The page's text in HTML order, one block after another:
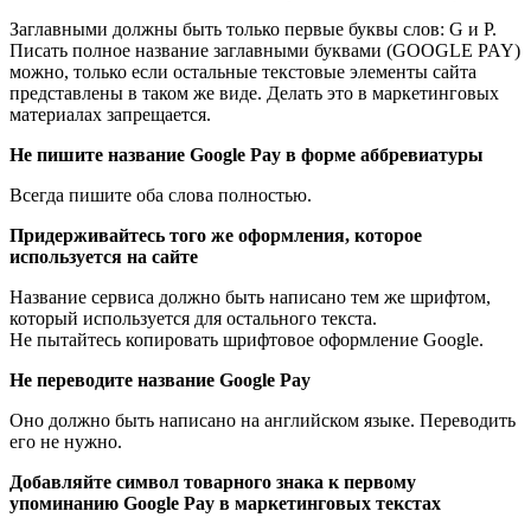
Заглавными должны быть только первые буквы слов: G и P.
Писать полное название заглавными буквами (GOOGLE PAY)
можно, только если остальные текстовые элементы сайта
представлены в таком же виде. Делать это в маркетинговых
материалах запрещается.
Не пишите название Google Pay в форме аббревиатуры
Всегда пишите оба слова полностью.
Придерживайтесь того же оформления, которое
используется на сайте
Название сервиса должно быть написано тем же шрифтом,
который используется для остального текста.
Не пытайтесь копировать шрифтовое оформление Google.
Не переводите название Google Pay
Оно должно быть написано на английском языке. Переводить
его не нужно.
Добавляйте символ товарного знака к первому
упоминанию Google Pay в маркетинговых текстах